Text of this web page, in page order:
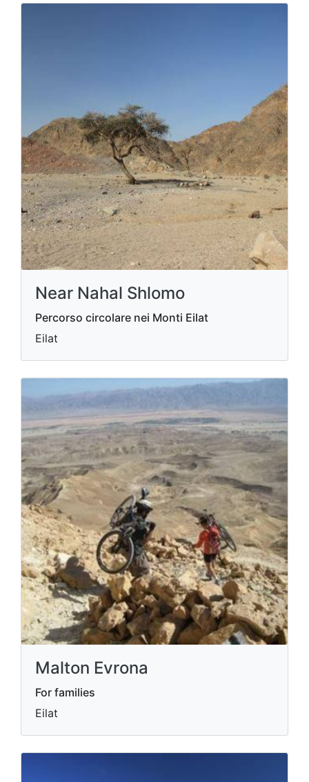
Near Nahal Shlomo
Percorso circolare nei Monti Eilat
Eilat
Malton Evrona
For families
Eilat